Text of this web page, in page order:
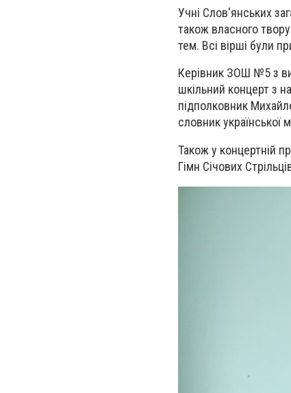
Учні Слов'янських
також власного
тем. Всі вірші були
Керівник ЗОШ №5 з
шкільний концерт з
підполковник
словник української
Також у концертній
Гімн Січових